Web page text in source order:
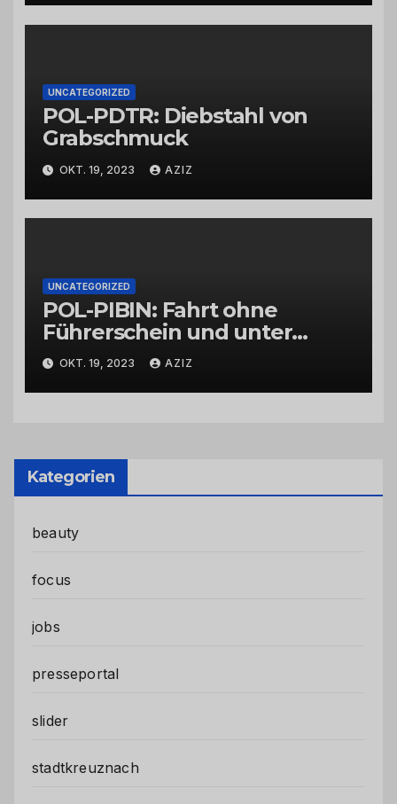
UNCATEGORIZED
POL-PDTR: Diebstahl von
Grabschmuck
OKT. 19, 2023 AZIZ
UNCATEGORIZED
POL-PIBIN: Fahrt ohne
Führerschein und unter
Einfluss von Drogen
OKT. 19, 2023 AZIZ
Kategorien
beauty
focus
jobs
presseportal
slider
stadtkreuznach